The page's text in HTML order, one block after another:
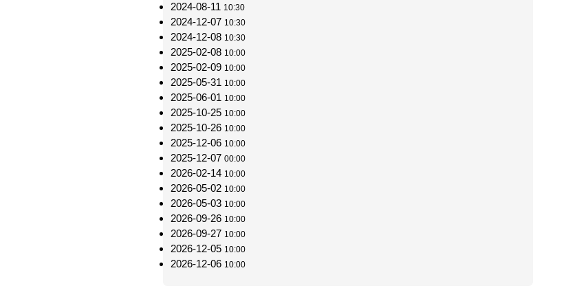
2024-08-11 10:30
2024-12-07 10:30
2024-12-08 10:30
2025-02-08 10:00
2025-02-09 10:00
2025-05-31 10:00
2025-06-01 10:00
2025-10-25 10:00
2025-10-26 10:00
2025-12-06 10:00
2025-12-07 00:00
2026-02-14 10:00
2026-05-02 10:00
2026-05-03 10:00
2026-09-26 10:00
2026-09-27 10:00
2026-12-05 10:00
2026-12-06 10:00